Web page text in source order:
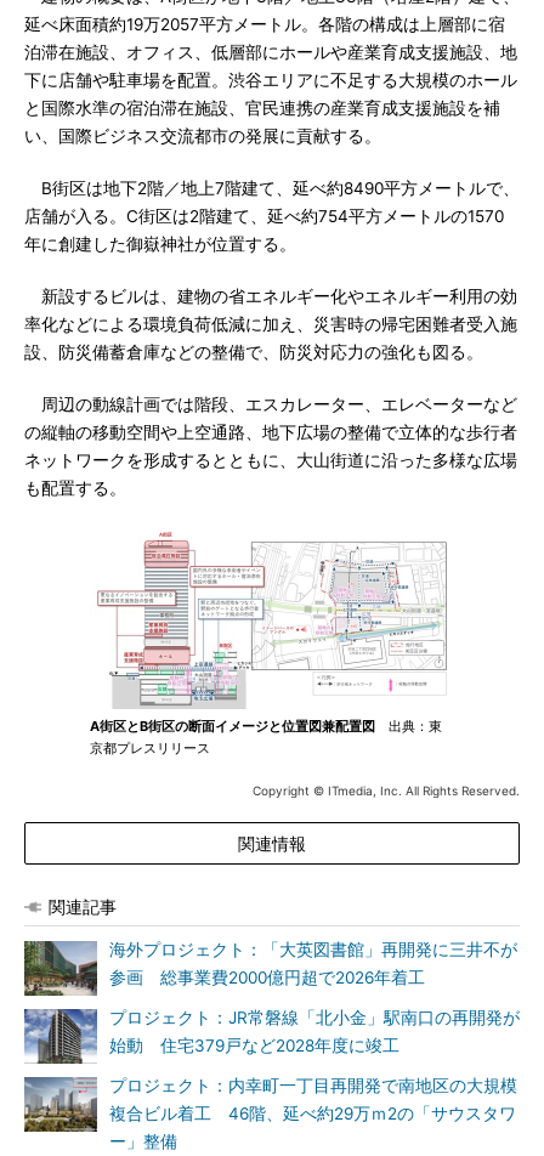
延べ床面積約19万2057平方メートル。各階の構成は上層部に宿
泊滞在施設、オフィス、低層部にホールや産業育成支援施設、地
下に店舗や駐車場を配置。渋谷エリアに不足する大規模のホール
と国際水準の宿泊滞在施設、官民連携の産業育成支援施設を補
い、国際ビジネス交流都市の発展に貢献する。
B街区は地下2階／地上7階建て、延べ約8490平方メートルで、
店舗が入る。C街区は2階建て、延べ約754平方メートルの1570
年に創建した御嶽神社が位置する。
新設するビルは、建物の省エネルギー化やエネルギー利用の効
率化などによる環境負荷低減に加え、災害時の帰宅困難者受入施
設、防災備蓄倉庫などの整備で、防災対応力の強化も図る。
周辺の動線計画では階段、エスカレーター、エレベーターなど
の縦軸の移動空間や上空通路、地下広場の整備で立体的な歩行者
ネットワークを形成するとともに、大山街道に沿った多様な広場
も配置する。
A街区とB街区の断面イメージと位置図兼配置図
出典：東
京都プレスリリース
Copyright © ITmedia, Inc. All Rights Reserved.
関連情報
関連記事
海外プロジェクト：「大英図書館」再開発に三井不が
参画 総事業費2000億円超で2026年着工
プロジェクト：JR常磐線「北小金」駅南口の再開発が
始動 住宅379戸など2028年度に竣工
プロジェクト：内幸町一丁目再開発で南地区の大規模
複合ビル着工 46階、延べ約29万ｍ2の「サウスタワ
ー」整備